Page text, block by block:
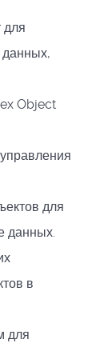
для
данных,
Object
для
данных.
в
для